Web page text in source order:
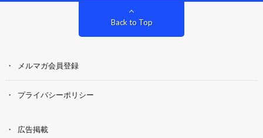
Back to Top
メルマガ会員登録
プライバシーポリシー
広告掲載